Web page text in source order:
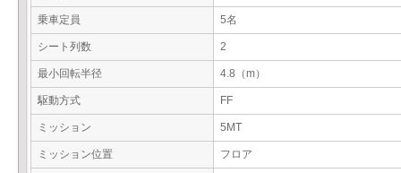
乗車定員 5名
シート列数 2
最小回転半径 4.8（m）
駆動方式 FF
ミッション 5MT
ミッション位置 フロア